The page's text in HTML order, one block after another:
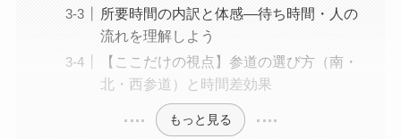
所要時間の内訳と体感―待ち時間・人の
流れを理解しよう
【ここだけの視点】参道の選び方（南・
北・西参道）と時間差効果
もっと見る